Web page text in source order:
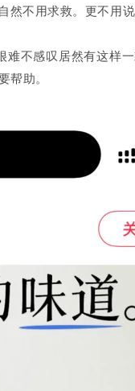
然不用求救。更不用
不感叹居然有这样
帮助。